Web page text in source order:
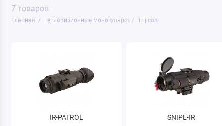
7 товаров
Главная Тепловизионные монокуляры Trijicon
IR-PATROL SNIPE-IR